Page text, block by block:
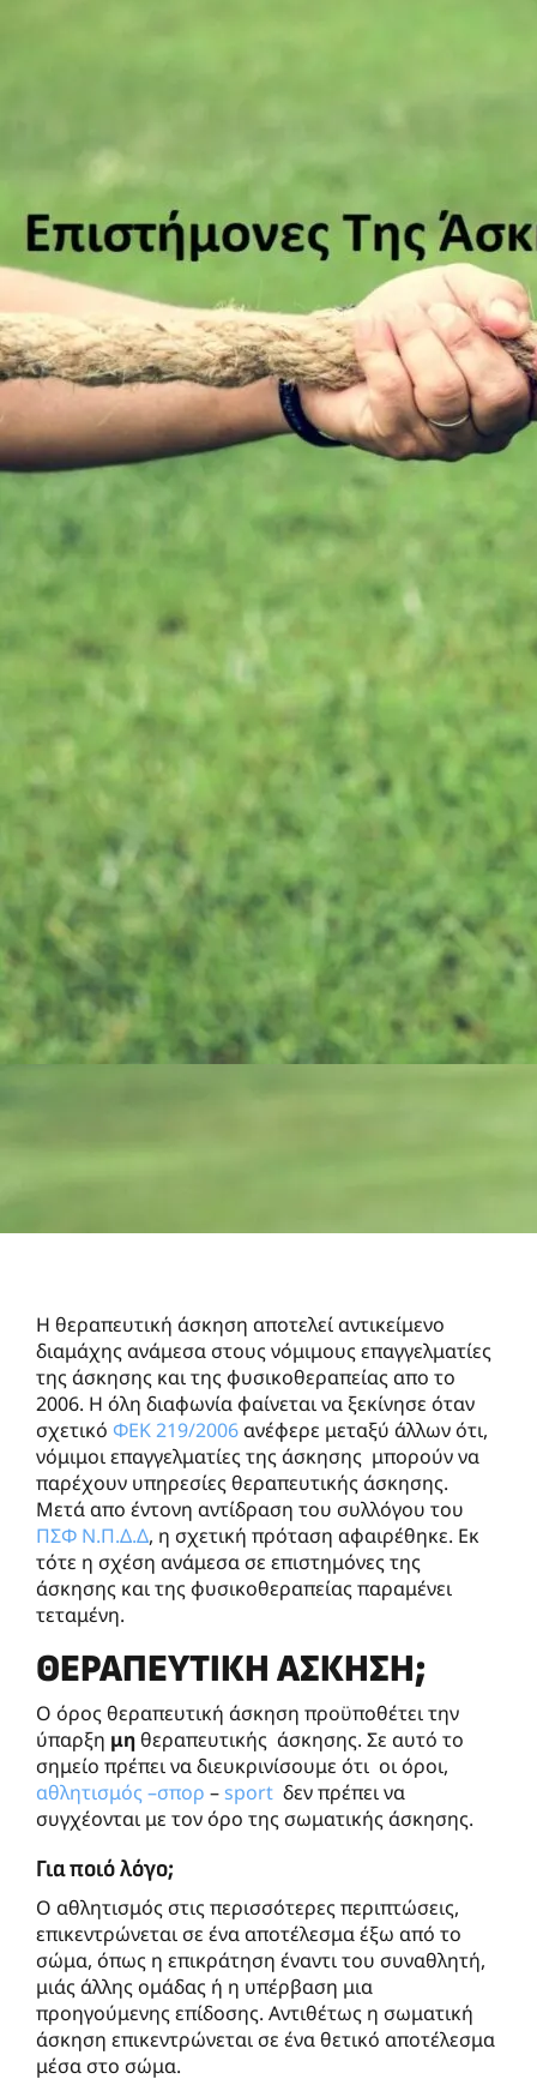
Η θεραπευτική άσκηση αποτελεί αντικείμενο
διαμάχης ανάμεσα στους νόμιμους επαγγελματίες
της άσκησης και της φυσικοθεραπείας απο το
2006. Η όλη διαφωνία φαίνεται να ξεκίνησε όταν
σχετικό ΦΕΚ 219/2006ανέφερε μεταξύ άλλων ότι,
νόμιμοι επαγγελματίες της άσκησης μπορούν να
παρέχουν υπηρεσίες θεραπευτικής άσκησης.
Μετά απο έντονη αντίδραση του συλλόγου του
ΠΣΦ Ν.Π.Δ.Δ, η σχετική πρόταση αφαιρέθηκε. Εκ
τότε η σχέση ανάμεσα σε επιστημόνες της
άσκησης και της φυσικοθεραπείας παραμένει
τεταμένη.
ΘΕΡΑΠΕΥΤΙΚΉ ΆΣΚΗΣΗ;
Ο όρος θεραπευτική άσκηση προϋποθέτει την
ύπαρξη μηθεραπευτικής άσκησης. Σε αυτό το
σημείο πρέπει να διευκρινίσουμε ότι οι όροι,
αθλητισμός –σπορ – sport δεν πρέπει να
συγχέονται με τον όρο της σωματικής άσκησης.
Για ποιό λόγο;
Ο αθλητισμός στις περισσότερες περιπτώσεις,
επικεντρώνεται σε ένα αποτέλεσμα έξω από το
σώμα, όπως η επικράτηση έναντι του συναθλητή,
μιάς άλλης ομάδας ή η υπέρβαση μια
προηγούμενης επίδοσης. Αντιθέτως η σωματική
άσκηση επικεντρώνεται σε ένα θετικό αποτέλεσμα
μέσα στο σώμα.